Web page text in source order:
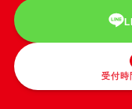
受付時